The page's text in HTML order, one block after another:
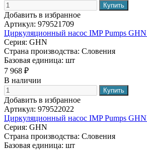
Добавить в избранное
Артикул: 979521709
Циркуляционный насос IMP Pumps
Серия: GHN
Страна производства: Словения
Базовая единица: шт
7 968 ₽
В наличии
Добавить в избранное
Артикул: 979522022
Циркуляционный насос IMP Pumps
Серия: GHN
Страна производства: Словения
Базовая единица: шт